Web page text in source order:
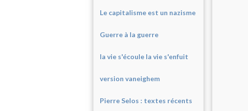
Le capitalisme est un nazisme
Guerre à la guerre
la vie s'écoule la vie s'enfuit
version vaneighem
Pierre Selos : textes récents